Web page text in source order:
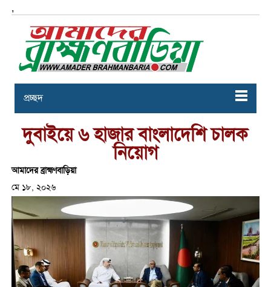
,
প্রচ্ছদ
দুবাইয়ে ৬ হাজার বাংলাদেশি চালক
নিয়োগ
আমাদের ব্রাহ্মণবাড়িয়া
মে ১৮, ২০২৬